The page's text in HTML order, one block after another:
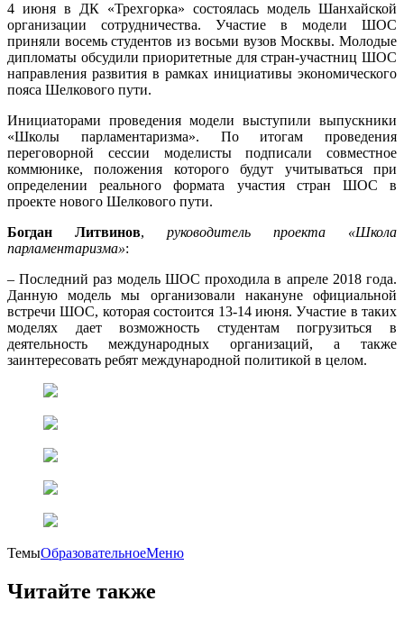
4 июня в ДК «Трехгорка» состоялась модель Шанхайской
организации сотрудничества. Участие в модели ШОС
приняли восемь студентов из восьми вузов Москвы. Молодые
дипломаты обсудили приоритетные для стран-участниц ШОС
направления развития в рамках инициативы экономического
пояса Шелкового пути.
Инициаторами проведения модели выступили выпускники
«Школы парламентаризма». По итогам проведения
переговорной сессии моделисты подписали совместное
коммюнике, положения которого будут учитываться при
определении реального формата участия стран ШОС в
проекте нового Шелкового пути.
Богдан Литвинов, руководитель проекта «Школа
парламентаризма»:
– Последний раз модель ШОС проходила в апреле 2018 года.
Данную модель мы организовали накануне официальной
встречи ШОС, которая состоится 13-14 июня. Участие в таких
моделях дает возможность студентам погрузиться в
деятельность международных организаций, а также
заинтересовать ребят международной политикой в целом.
ТемыОбразовательноеМеню
Читайте также